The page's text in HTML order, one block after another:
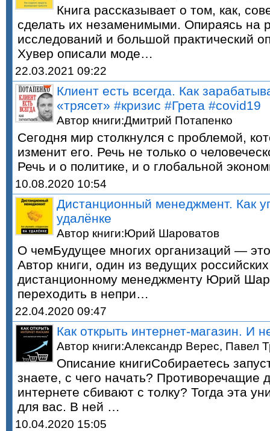
Книга рассказывает о том, как,
сделать их незаменимыми. Опираясь на
исследований и большой практический
Хувер описали моде…
22.03.2021 09:22
Клиент есть всегда. Как
«трясет» #кризис #Грета #covid19
Автор книги:Дмитрий Потапенко
Сегодня мир столкнулся с проблемой,
изменит его. Речь не только о
Речь и о политике, и о глобальной
10.08.2020 10:54
Дистанционный менеджмент. Как
удалёнке
Автор книги:Юрий Шароватов
О чемБудущее многих организаций —
Автор книги, один из ведущих
дистанционному менеджменту Юрий
переходить в непри…
22.04.2020 09:47
Как открыть интернет-магазин. И
Автор книги:Александр Верес, Павел
Описание книгиСобираетесь
знаете, с чего начать? Противоречащие
интернете сбивают с толку? Тогда эта
для вас. В ней …
10.04.2020 15:05